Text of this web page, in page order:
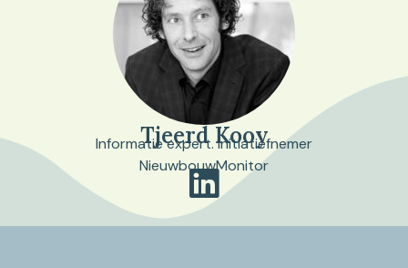
Tjeerd Kooy
Informatie expert. Initiatiefnemer
NieuwbouwMonitor